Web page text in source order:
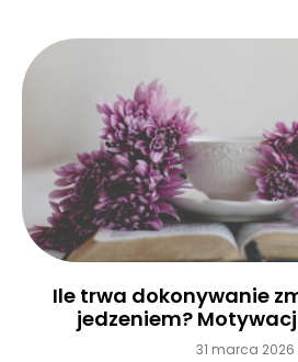
Ile trwa dokonywanie
jedzeniem?
31 marca 2026